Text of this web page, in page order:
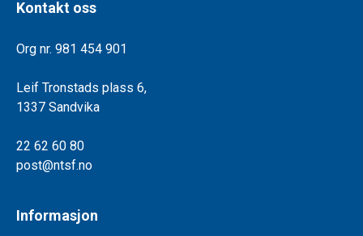
Kontakt oss
Org nr. 981 454 901
Leif Tronstads plass 6,
1337 Sandvika
22 62 60 80
post@ntsf.no
Informasjon